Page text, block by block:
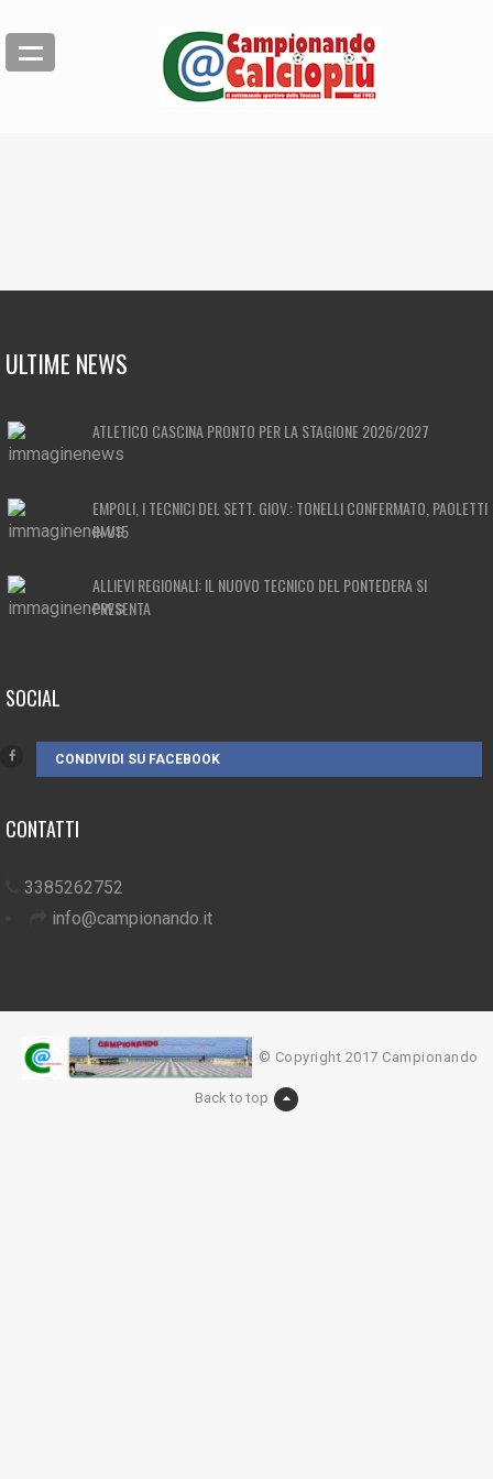
ULTIME NEWS
ATLETICO CASCINA PRONTO PER LA STAGIONE 2026/2027
EMPOLI, I TECNICI DEL SETT. GIOV.: TONELLI CONFERMATO, PAOLETTI
IN U15
ALLIEVI REGIONALI: IL NUOVO TECNICO DEL PONTEDERA SI
PRESENTA
SOCIAL
CONDIVIDI SU FACEBOOK
CONTATTI
3385262752
info@campionando.it
© Copyright 2017 Campionando
Back to top